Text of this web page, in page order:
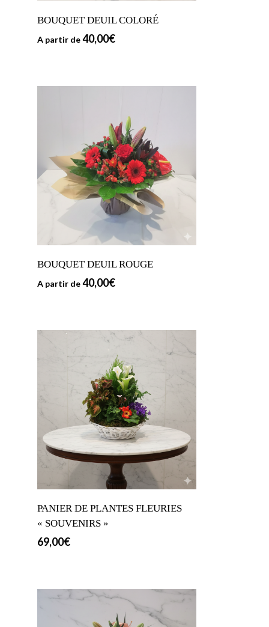
BOUQUET DEUIL COLORÉ
A partir de 40,00€
BOUQUET DEUIL ROUGE
A partir de 40,00€
PANIER DE PLANTES FLEURIES
« SOUVENIRS »
69,00€